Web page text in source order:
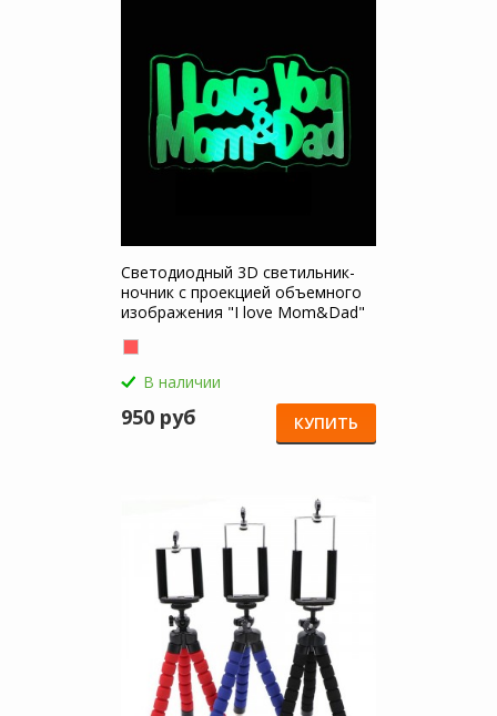
Светодиодный 3D светильник-
ночник с проекцией объемного
изображения "I love Mom&Dad"
В наличии
950 руб КУПИТЬ